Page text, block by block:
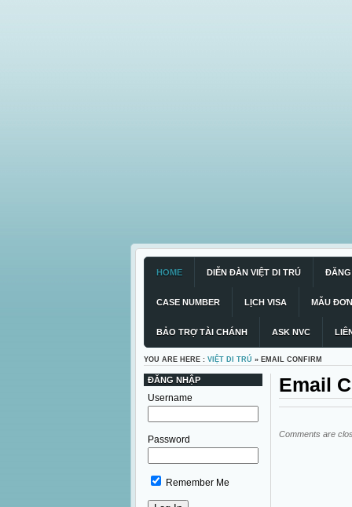
HOME DIỄN ĐÀN VIỆT DI TRÚ ĐĂNG
CASE NUMBER LỊCH VISA MẪU ĐƠN
BẢO TRỢ TÀI CHÁNH ASK NVC
YOU ARE HERE : VIỆT DI TRÚ » EMAIL CONFIRM
ĐĂNG NHẬP
Username
Password
Remember Me
Email
Comments are